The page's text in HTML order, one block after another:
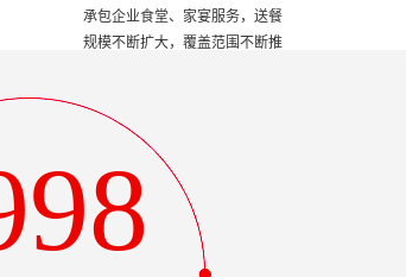
承包企业食堂、家宴服务，送餐
规模不断扩大，覆盖范围不断推
比的经营理念，凭借“卫生、营
养”的产品特性而扎根广大市民心
中。